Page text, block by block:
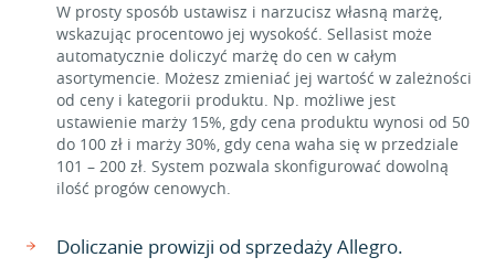
W prosty sposób ustawisz i narzucisz własną marżę,
wskazując procentowo jej wysokość. Sellasist może
automatycznie doliczyć marżę do cen w całym
asortymencie. Możesz zmieniać jej wartość w zależności
od ceny i kategorii produktu. Np. możliwe jest
ustawienie marży 15%, gdy cena produktu wynosi od 50
do 100 zł i marży 30%, gdy cena waha się w przedziale
101 – 200 zł. System pozwala skonfigurować dowolną
ilość progów cenowych.
Doliczanie prowizji od sprzedaży Allegro.